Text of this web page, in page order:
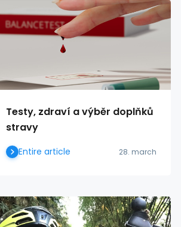
Testy, zdraví a výběr doplňků
stravy
28. march
Entire article